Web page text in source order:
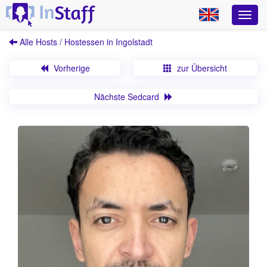
Alle Hosts / Hostessen in Ingolstadt
Vorherige zur Übersicht
Nächste Sedcard